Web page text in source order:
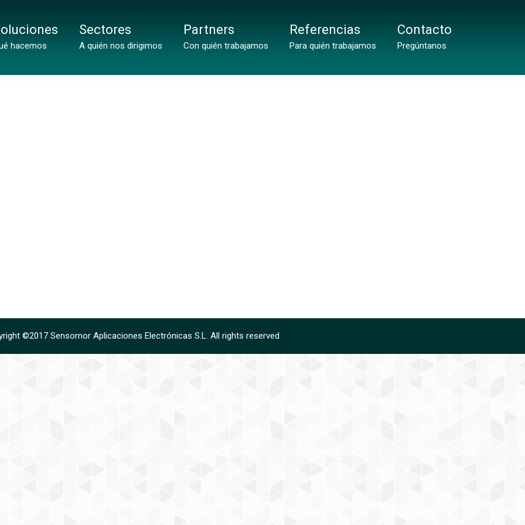
hacemos
Sectores
A quién nos dirigimos
Partners
Con quién trabajamos
Referencias
Para quién trabajamos
Contacto
Pregúntanos
©2017 Sensornor Aplicaciones Electrónicas S.L. All rights reserved